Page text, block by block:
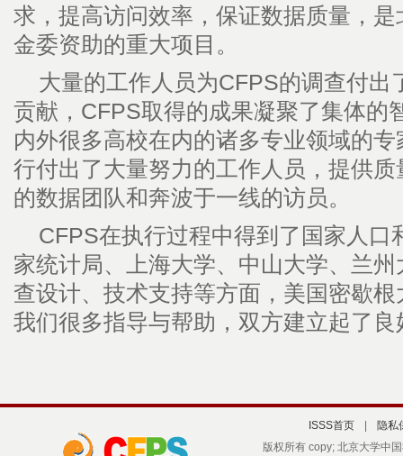
求，提高访问效率，保证数据质量，
金委资助的重大项目。
大量的工作人员为CFPS的调查付出
贡献，CFPS取得的成果凝聚了集体的
内外很多高校在内的诸多专业领域的
行付出了大量努力的工作人员，提供
的数据团队和奔波于一线的访员。
CFPS在执行过程中得到了国家人口
家统计局、上海大学、中山大学、兰
查设计、技术支持等方面，美国密歇
我们很多指导与帮助，双方建立起了
ISSS首页
隐私
版权所有 copy; 北京大学中